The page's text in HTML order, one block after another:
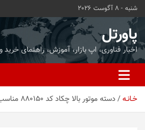
محتوا
بروید
شنبه - 8 آگوست 2026
پاورتل
اخبار فناوری، اپ بازار، آموزش، راهنمای
خـانـه دسته موتور بالا چکاد کد 880150 مناسب برای سمند